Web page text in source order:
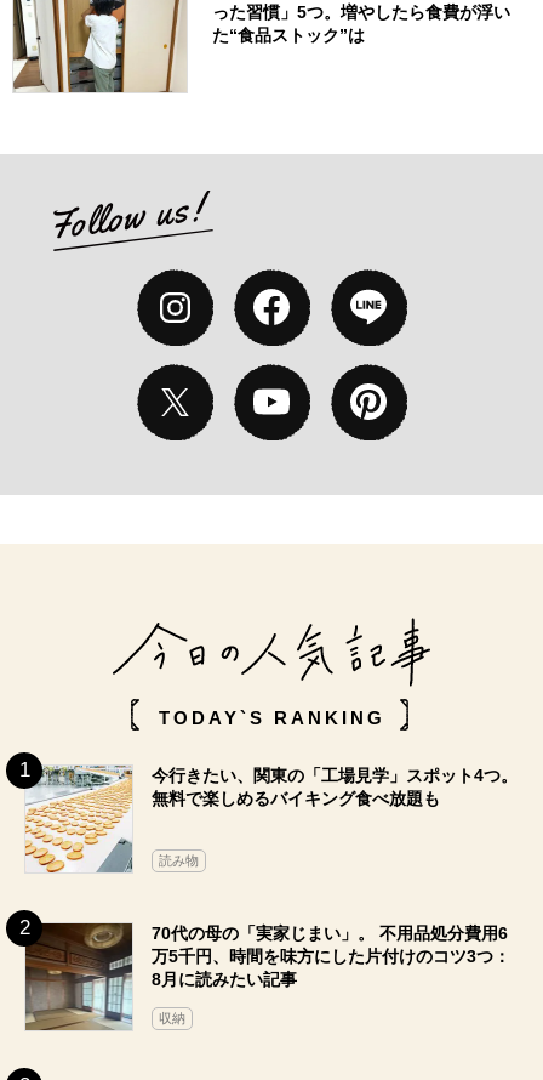
った習慣」5つ。増やしたら食費が浮い
た“食品ストック”は
TODAY`S RANKING
今行きたい、関東の「工場見学」スポット4つ。
無料で楽しめるバイキング食べ放題も
読み物
70代の母の「実家じまい」。 不用品処分費用6
万5千円、時間を味方にした片付けのコツ3つ：
8月に読みたい記事
収納